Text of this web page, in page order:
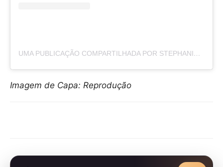
UMA PUBLICAÇÃO COMPARTILHADA POR STEPHANIE LUM (@STEPHANIELUMHNN)
Imagem de Capa: Reprodução